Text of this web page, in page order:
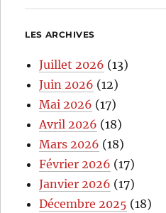
LES ARCHIVES
Juillet 2026 (13)
Juin 2026 (12)
Mai 2026 (17)
Avril 2026 (18)
Mars 2026 (18)
Février 2026 (17)
Janvier 2026 (17)
Décembre 2025 (18)